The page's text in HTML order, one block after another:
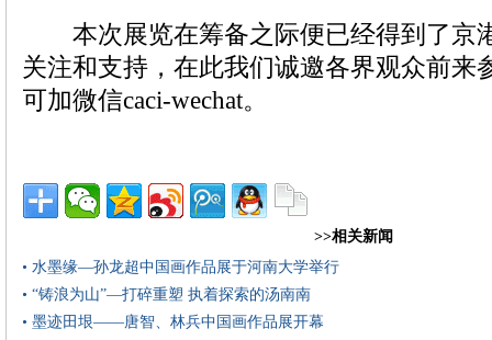
本次展览在筹备之际便已经得到了京
关注和支持，在此我们诚邀各界观众前来
可加微信caci-wechat。
>>相关新闻
• 水墨缘—孙龙超中国画作品展于河南大学举行
• “铸浪为山”—打碎重塑 执着探索的汤南南
• 墨迹田垠——唐智、林兵中国画作品展开幕